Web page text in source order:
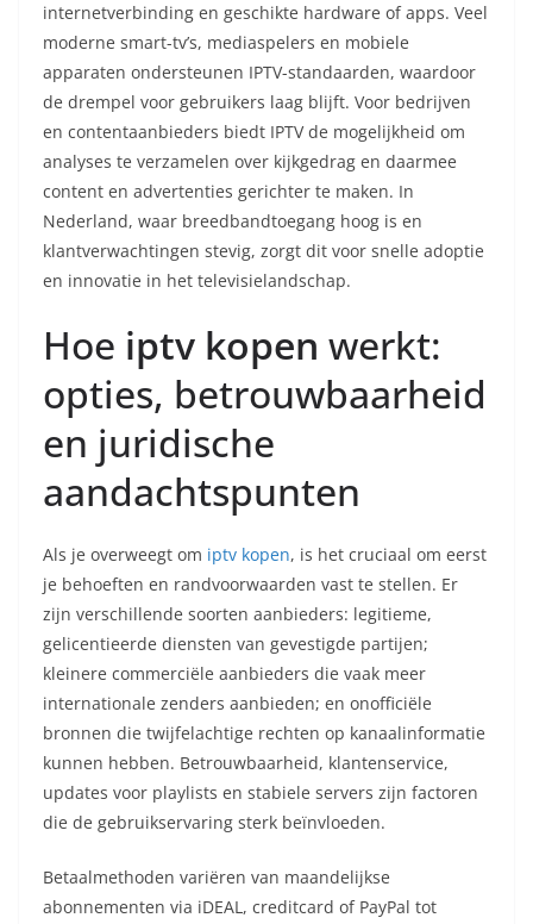
internetverbinding en geschikte hardware of apps. Veel
moderne smart-tv’s, mediaspelers en mobiele
apparaten ondersteunen IPTV-standaarden, waardoor
de drempel voor gebruikers laag blijft. Voor bedrijven
en contentaanbieders biedt IPTV de mogelijkheid om
analyses te verzamelen over kijkgedrag en daarmee
content en advertenties gerichter te maken. In
Nederland, waar breedbandtoegang hoog is en
klantverwachtingen stevig, zorgt dit voor snelle adoptie
en innovatie in het televisielandschap.
Hoe iptv kopen werkt:
opties, betrouwbaarheid
en juridische
aandachtspunten
Als je overweegt om iptv kopen, is het cruciaal om eerst
je behoeften en randvoorwaarden vast te stellen. Er
zijn verschillende soorten aanbieders: legitieme,
gelicentieerde diensten van gevestigde partijen;
kleinere commerciële aanbieders die vaak meer
internationale zenders aanbieden; en onofficiële
bronnen die twijfelachtige rechten op kanaalinformatie
kunnen hebben. Betrouwbaarheid, klantenservice,
updates voor playlists en stabiele servers zijn factoren
die de gebruikservaring sterk beïnvloeden.
Betaalmethoden variëren van maandelijkse
abonnementen via iDEAL, creditcard of PayPal tot